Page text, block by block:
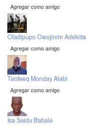
Agregar como amigo
Oladipupo Owojinrin
Agregar como amigo
Taofeeq Monday Alabi
Agregar como amigo
Isa Saidu Babale